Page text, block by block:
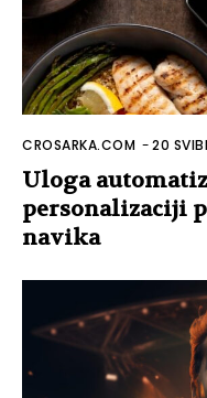
CROSARKA.COM -20
Uloga
personalizaciji
navika